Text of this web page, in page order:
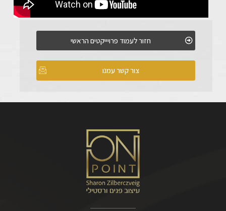
חזור לעמוד פרויייקטים הראשי
צור קשר עמנו